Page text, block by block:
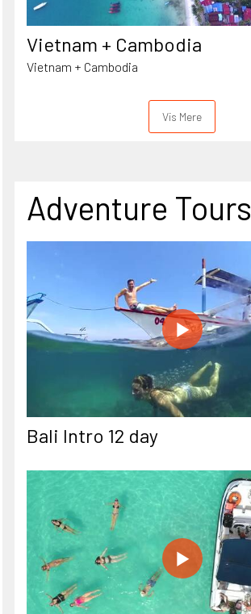
Vietnam + Cambodia
Vietnam + Cambodia
Vis Mere
Adventure Tours
Bali Intro 12 day